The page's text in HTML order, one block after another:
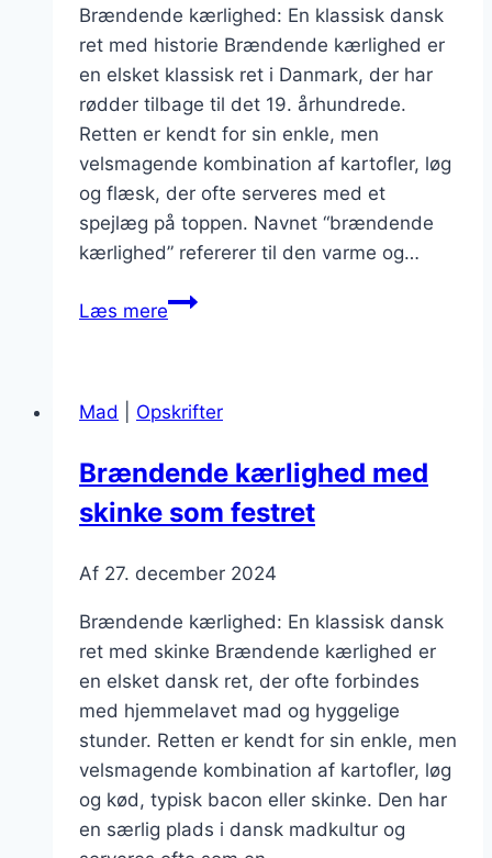
Brændende kærlighed: En klassisk dansk
ret med historie Brændende kærlighed er
en elsket klassisk ret i Danmark, der har
rødder tilbage til det 19. århundrede.
Retten er kendt for sin enkle, men
velsmagende kombination af kartofler, løg
og flæsk, der ofte serveres med et
spejlæg på toppen. Navnet “brændende
kærlighed” refererer til den varme og…
Læs mereBrændende
og
Mad Opskrifter
Brændende kærlighed med
skinke som festret
Af 27. december 2024
Brændende kærlighed: En klassisk dansk
ret med skinke Brændende kærlighed er
en elsket dansk ret, der ofte forbindes
med hjemmelavet mad og hyggelige
stunder. Retten er kendt for sin enkle, men
velsmagende kombination af kartofler, løg
og kød, typisk bacon eller skinke. Den har
en særlig plads i dansk madkultur og